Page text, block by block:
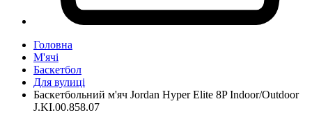
Головна
М'ячі
Баскетбол
Для вулиці
Баскетбольний м'яч Jordan Hyper Elite 8P Indoor/Outdoor
J.KI.00.858.07